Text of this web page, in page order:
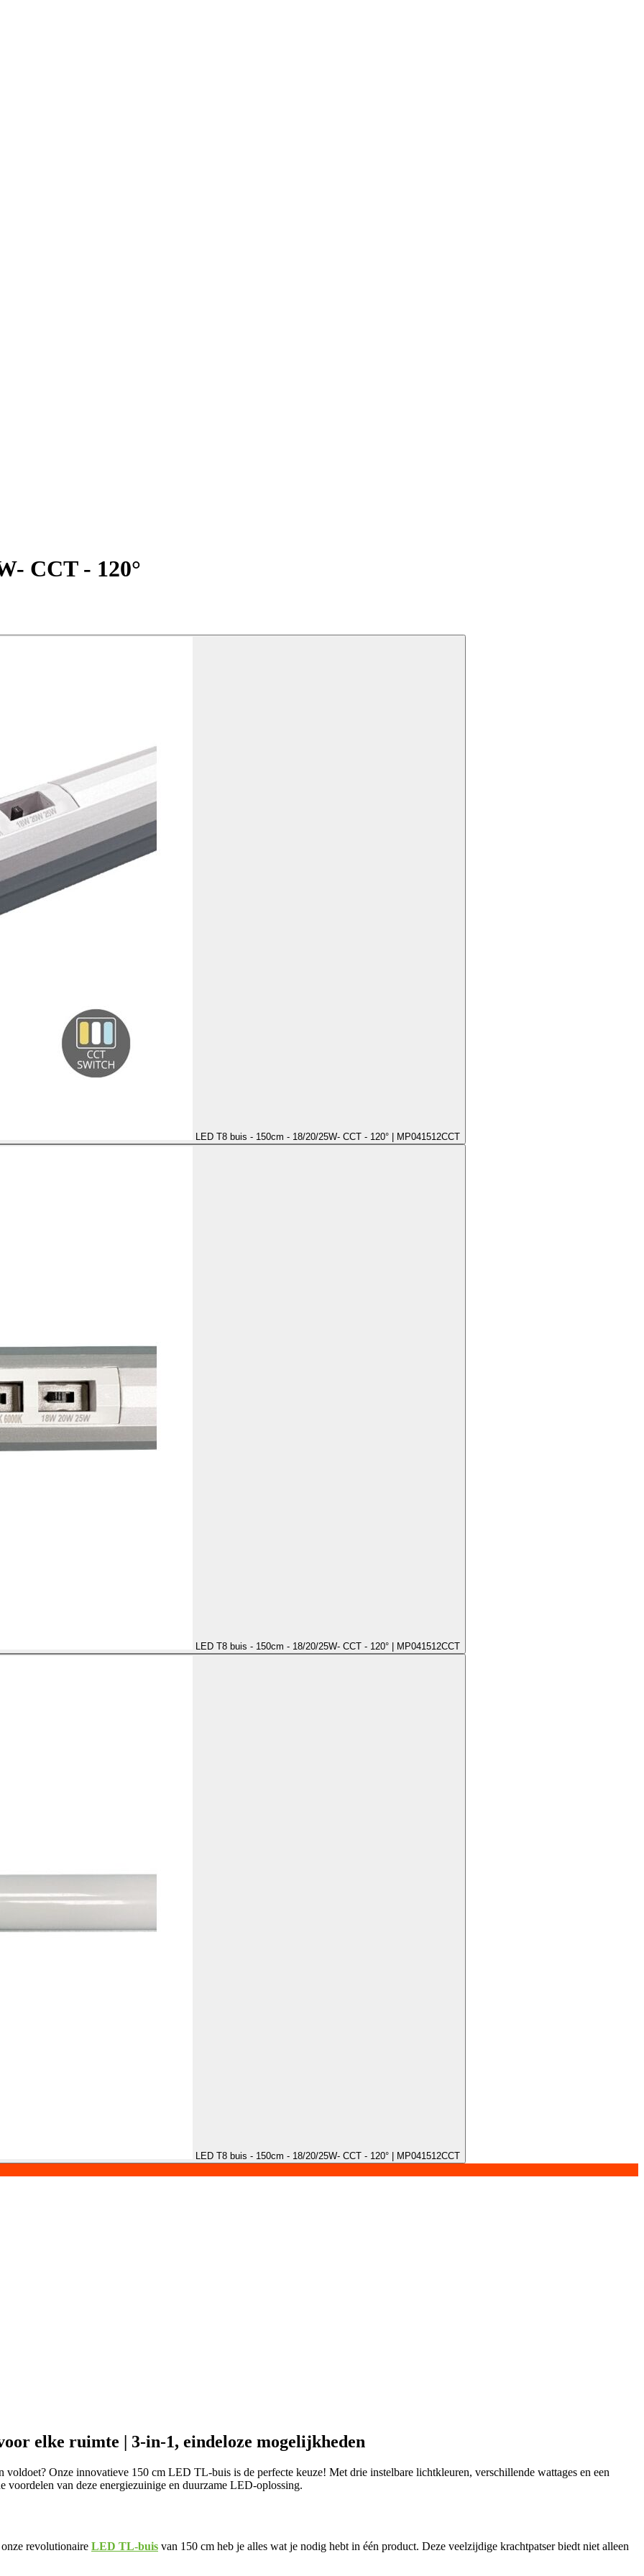
CCT - 120°
LED T8 buis - 150cm - 18/20/25W- CCT - 120° | MP041512CCT
LED T8 buis - 150cm - 18/20/25W- CCT - 120° | MP041512CCT
LED T8 buis - 150cm - 18/20/25W- CCT - 120° | MP041512CCT
elke ruimte | 3-in-1, eindeloze mogelijkheden
Onze innovatieve 150 cm LED TL-buis is de perfecte keuze! Met drie instelbare lichtkleuren, verschillende wattages en een
voordelen van deze energiezuinige en duurzame LED-oplossing.
revolutionaire LED TL-buis van 150 cm heb je alles wat je nodig hebt in één product. Deze veelzijdige krachtpatser biedt niet alleen